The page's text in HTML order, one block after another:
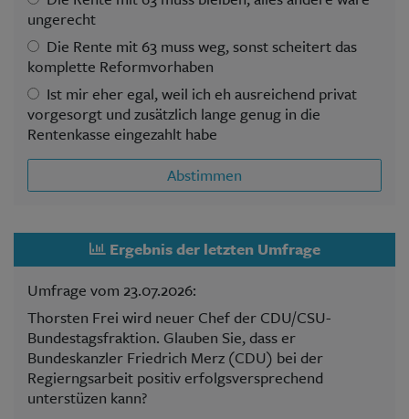
ungerecht
Die Rente mit 63 muss weg, sonst scheitert das
komplette Reformvorhaben
Ist mir eher egal, weil ich eh ausreichend privat
vorgesorgt und zusätzlich lange genug in die
Rentenkasse eingezahlt habe
Abstimmen
Ergebnis der letzten Umfrage
Umfrage vom 23.07.2026:
Thorsten Frei wird neuer Chef der CDU/CSU-
Bundestagsfraktion. Glauben Sie, dass er
Bundeskanzler Friedrich Merz (CDU) bei der
Regierngsarbeit positiv erfolgsversprechend
unterstüzen kann?